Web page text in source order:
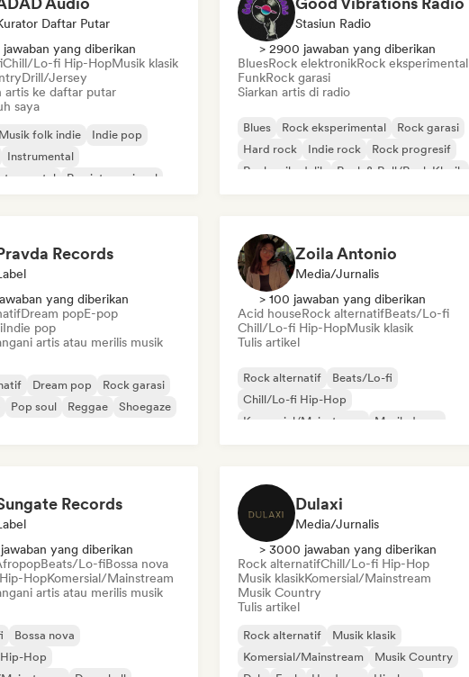
Daftar Putar
yang diberikan
Chill/Lo-fi Hip-HopMusik klasik
Drill/Jersey
artis ke daftar putar
saya
Musik folk indie
Indie pop
Instrumental
Rap internasional
Stasiun Radio
> 2900 jawaban yang diberikan
BluesRock elektronikRock eksperimental
FunkRock garasi
Siarkan artis di radio
Blues Rock eksperimental
Rock garasi
Hard rock
Indie rock
Rock progresif
Rock psikedelik
Rock & Roll/Rock Klasik
Records
yang diberikan
Dream popE-pop
Indie pop
artis atau merilis musik
Dream pop
Rock garasi
Pop soul Reggae
Shoegaze
Zoila Antonio
Media/Jurnalis
> 100 jawaban yang diberikan
Acid houseRock alternatifBeats/Lo-fi
Chill/Lo-fi Hip-HopMusik klasik
Tulis artikel
Rock alternatif
Beats/Lo-fi
Chill/Lo-fi Hip-Hop
Komersial/Mainstream
Musik dansa
Records
yang diberikan
Beats/Lo-fiBossa nova
HopKomersial/Mainstream
artis atau merilis musik
Bossa nova
Hop
Dulaxi
Media/Jurnalis
> 3000 jawaban yang diberikan
Rock alternatifChill/Lo-fi Hip-Hop
Musik klasikKomersial/Mainstream
Musik Country
Tulis artikel
Rock alternatif
Musik klasik
Komersial/Mainstream
Musik Country